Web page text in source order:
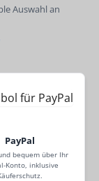
Auswahl an
PayPal
bequem über Ihr
Konto, inklusive